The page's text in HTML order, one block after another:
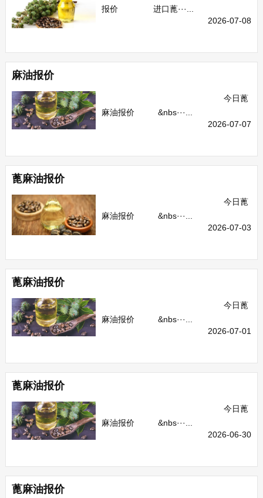
报价 进口蓖···...
2026-07-08
麻油报价
今日蓖
麻油报价 &nbs···...
2026-07-07
蓖麻油报价
今日蓖
麻油报价 &nbs···...
2026-07-03
蓖麻油报价
今日蓖
麻油报价 &nbs···...
2026-07-01
蓖麻油报价
今日蓖
麻油报价 &nbs···...
2026-06-30
蓖麻油报价